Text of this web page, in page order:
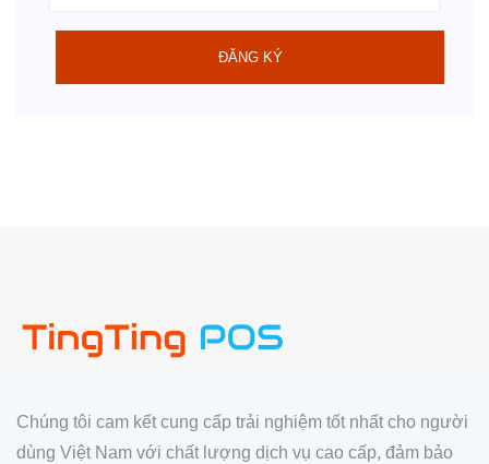
ĐĂNG KÝ
Chúng tôi cam kết cung cấp trải nghiệm tốt nhất cho người
dùng Việt Nam với chất lượng dịch vụ cao cấp, đảm bảo